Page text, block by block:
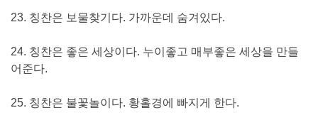
23. 칭찬은 보물찾기다. 가까운데 숨겨있다.
24. 칭찬은 좋은 세상이다. 누이좋고 매부좋은 세상을 만들
어준다.
25. 칭찬은 불꽃놀이다. 황홀경에 빠지게 한다.